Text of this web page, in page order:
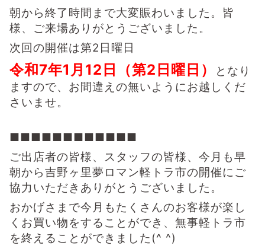
朝から終了時間まで大変賑わいました。皆
様、ご来場ありがとうございました。
次回の開催は第2日曜日
令和7年1月12日（第2日曜日）
となり
ますので、お間違えの無いようにお越しくだ
さいませ。
■■■■■■■■■■■■
ご出店者の皆様、スタッフの皆様、 今月も早
朝から吉野ヶ里夢ロマン軽トラ市の開催にご
協力いただき ありがとうございました。
おかげさまで今月もたくさんのお客様が楽し
くお買い物をすることができ、 無事軽トラ市
を終えることができました(^ ^)